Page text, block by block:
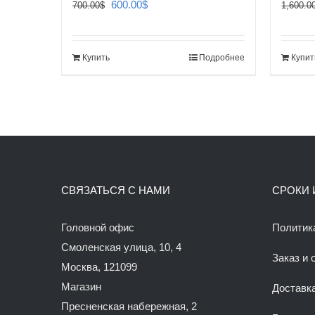
700.00$
Первоначальная
600.00$Текущая
Купить Подробнее
СВЯЗАТЬСЯ С НАМИ
Головной офис
Смоленская улица, 10, 4
Москва, 121099
Магазин
Пресненская набережная, 2
СРОКИ
Заказ и